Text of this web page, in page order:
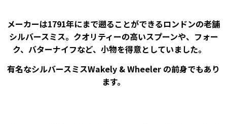
メーカーは1791年にまで遡ることができるロンドンの老舗
シルバースミス。クオリティーの高いスプーンや、フォー
ク、バターナイフなど、小物を得意としていました。
有名なシルバースミスWakely & Wheeler の前身でもあり
ます。